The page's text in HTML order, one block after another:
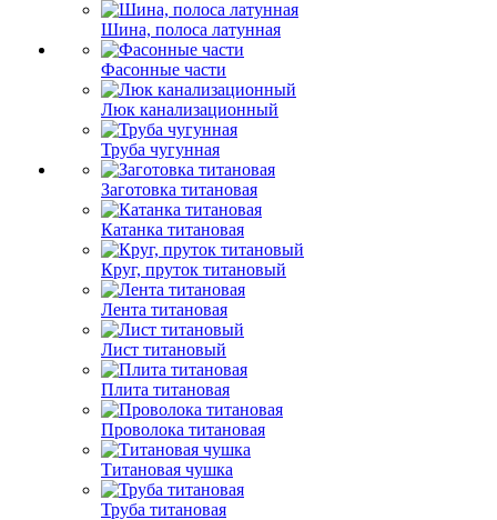
Шина, полоса латунная
Фасонные части
Люк канализационный
Труба чугунная
Заготовка титановая
Катанка титановая
Круг, пруток титановый
Лента титановая
Лист титановый
Плита титановая
Проволока титановая
Титановая чушка
Труба титановая